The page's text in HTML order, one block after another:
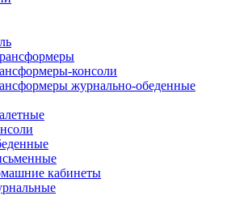
консоли
журнально-обеденные
кабинеты